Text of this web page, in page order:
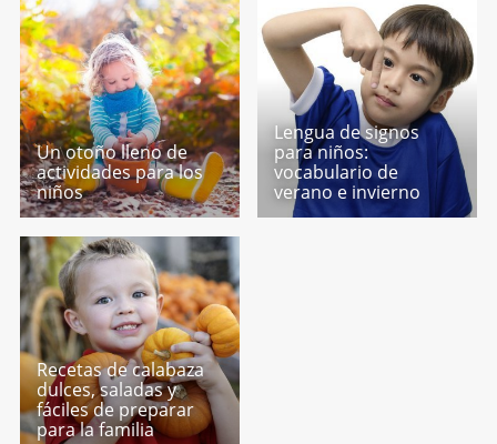
Un otoño lleno de
actividades para los
niños
Lengua de signos
para niños:
vocabulario de
verano e invierno
Recetas de calabaza
dulces, saladas y
fáciles de preparar
para la familia